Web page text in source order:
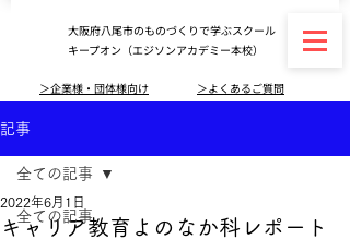
大阪府八尾市のものづくりで学ぶスクール
キープオン（エジソンアカデミー本校）
＞よくあるご質問
＞企業様・団体様向け
記事
全ての記事
全ての記事
キャリア教育よのなか科レポート
2022年6月1日